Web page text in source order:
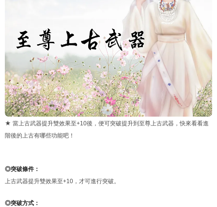
★ 當上古武器提升雙效果至+10後，便可突破提升到至尊上古武器，快來看看進
階後的上古有哪些功能吧！
◎突破條件：
上古武器提升雙效果至+10，才可進行突破。
◎突破方式：